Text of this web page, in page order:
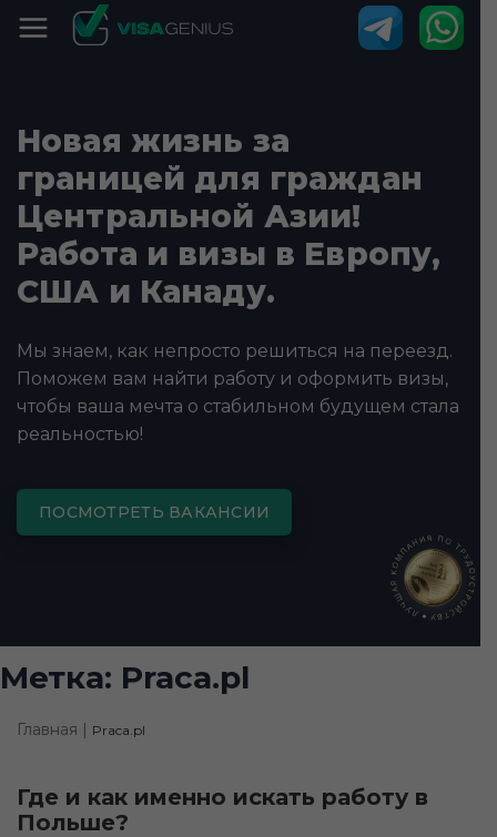
Новая жизнь за
границей для граждан
Центральной Азии!
Работа и визы в Европу,
США и Канаду.
Мы знаем, как непросто решиться на переезд.
Поможем вам найти работу и оформить визы,
чтобы ваша мечта о стабильном будущем стала
реальностью!
ПОСМОТРЕТЬ ВАКАНСИИ
Метка: Praca.pl
Главная | Praca.pl
Где и как именно искать работу в
Польше?